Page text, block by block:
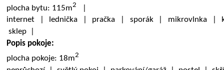
plocha bytu: 115m2
internet | lednička | pračka | sporák | mikrovlnka |
sklep |
Popis pokoje:
plocha pokoje: 18m2